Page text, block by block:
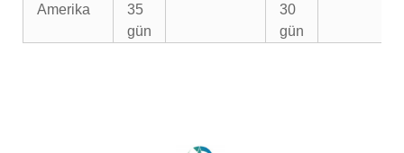
Amerika
35
gün
30
gün